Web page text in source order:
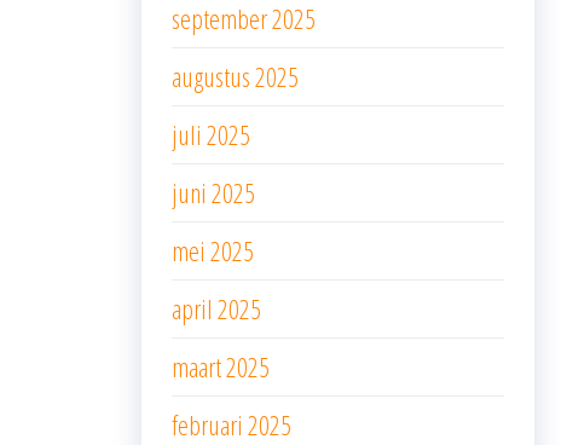
september 2025
augustus 2025
juli 2025
juni 2025
mei 2025
april 2025
maart 2025
februari 2025